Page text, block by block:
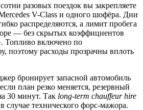
разовых поездок вы закрепляете
V-Class и одного шофёра. Дни
распределяются, а лимит пробега
— без скрытых коэффициентов
Топливо включено по
поэтому расходы прозрачны вплоть
бронирует запасной автомобиль
план резко меняется, резервный
30 минут. Так long-term chauffeur hire
случае технического форс-мажора.